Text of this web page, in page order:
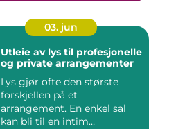
03. jun
Utleie av lys til profesjonelle
og private arrangementer
Lys gjør ofte den største
forskjellen på et
arrangement. En enkel sal
kan bli til en intim